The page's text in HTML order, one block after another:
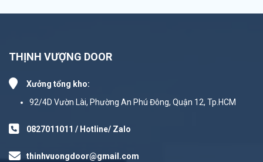
THỊNH VƯỢNG DOOR
Xưởng tổng kho:
92/4D Vườn Lài, Phường An Phú Đông, Quận 12, Tp.HCM
0827011011 / Hotline/ Zalo
thinhvuongdoor@gmail.com